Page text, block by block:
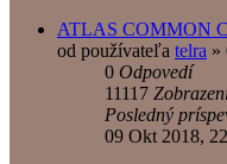
ATLAS COMMON
od používateľa telra »
0 Odpovedí
11117
Posledný
09 Okt 2018,